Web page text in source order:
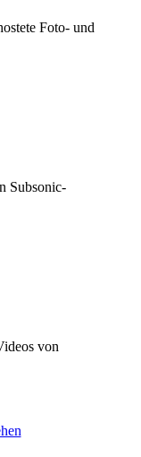
Foto- und
Subsonic-
von